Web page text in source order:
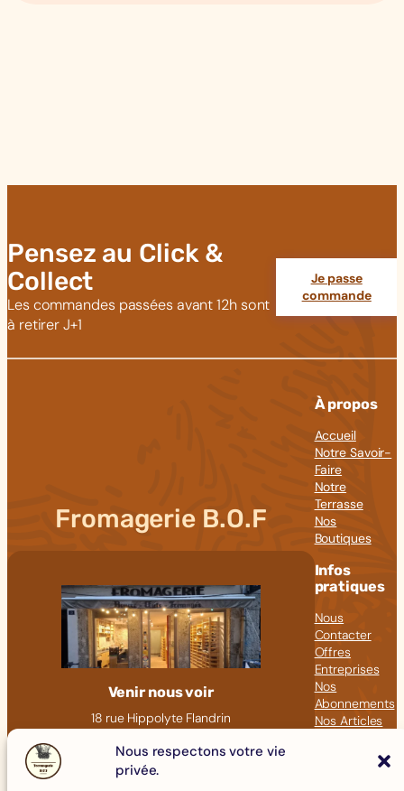
Nous respectons votre vie
privée.
Pensez au Click &
Collect
Les commandes passées avant 12h sont
à retirer J+1
Je passe
commande
Fromagerie B.O.F
Venir nous voir
18 rue Hippolyte Flandrin
09 82 23 41 60
contact@fromagerie-bof.fr
À propos
Accueil
Notre Savoir-
Faire
Notre
Terrasse
Nos
Boutiques
Infos
pratiques
Nous
Contacter
Offres
Entreprises
Nos
Abonnements
Nos Articles